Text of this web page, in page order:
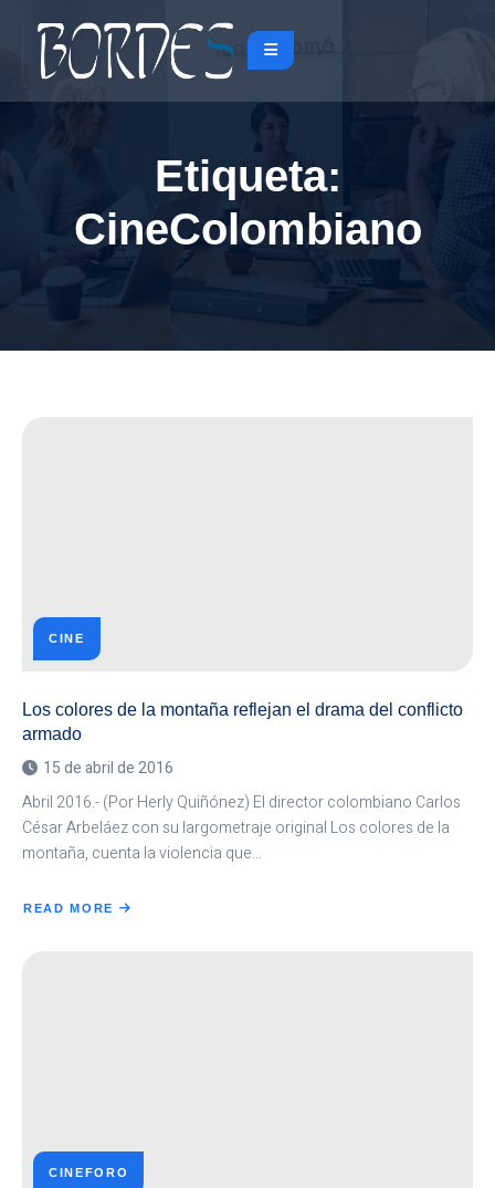
Etiqueta:
CineColombiano
CINE
Los colores de la montaña reflejan el drama del conflicto
armado
15 de abril de 2016
Abril 2016.- (Por Herly Quiñónez) El director colombiano Carlos
César Arbeláez con su largometraje original Los colores de la
montaña, cuenta la violencia que…
READ MORE
ABOUT
CINEFORO